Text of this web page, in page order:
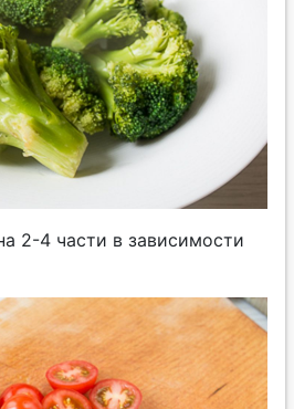
2-4 части в зависимости